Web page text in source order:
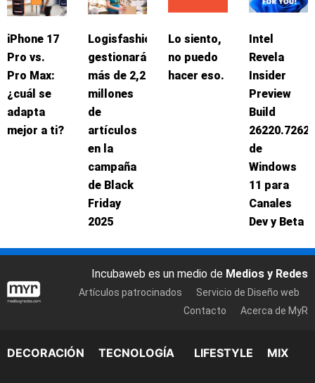
iPhone 17
Pro vs.
Pro Max:
¿cuál se
adapta
mejor a ti?
Logisfashion
gestionará
más de 2,2
millones
de
artículos
en la
campaña
de Black
Friday
2025
Lo siento,
no puedo
hacer eso.
Intel
Revela
Insider
Preview
Build
26220.7262
de
Windows
11 para
Canales
Dev y Beta
Incubaweb es un medio de Medios y Redes
Artículos patrocinados
Servicio de Diseño web
Contacto
Acerca de MyR
DECORACIÓN TECNOLOGÍA LIFESTYLE MIX